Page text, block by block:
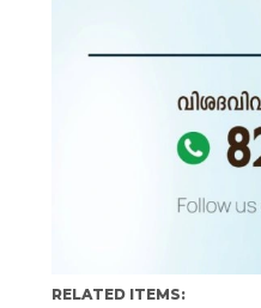
RELATED ITEMS: